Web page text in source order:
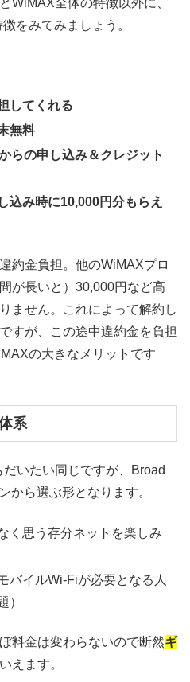
をみてみましょう。
してくれる
無料
らの申し込み＆クレジット
込み時に10,000円分もらえ
約金負担。他のWiMAXプロ
が長いと）30,000円など高
ません。これによって解約し
すが、この途中違約金を負担
の大きなメリットです
系
いたい同じですが、Broad
から選ぶ形となります。
く思う存分ネットを楽しみ
バイルWi-Fiが必要となる人
）
料金は変わらないので断然ギ
えます。